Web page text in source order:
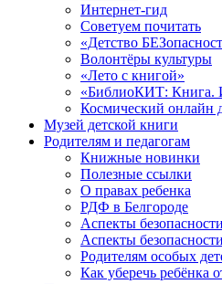
Интернет-гид
Советуем почитать
«Детство
Волонтёры культуры
«Лето с книгой»
«БиблиоКИТ: Книга.
Космический онлайн
Музей детской книги
Родителям и педагогам
Книжные новинки
Полезные ссылки
О правах ребенка
РДФ в Белгороде
Аспекты
Аспекты
Родителям особых
Как уберечь ребёнка